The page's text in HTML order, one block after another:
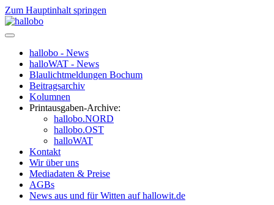
Zum Hauptinhalt springen
hallobo - News
halloWAT - News
Blaulichtmeldungen Bochum
Beitragsarchiv
Kolumnen
Printausgaben-Archive:
hallobo.NORD
hallobo.OST
halloWAT
Kontakt
Wir über uns
Mediadaten & Preise
AGBs
News aus und für Witten auf hallowit.de